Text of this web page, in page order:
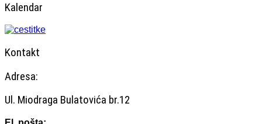
Kalendar
Kontakt
Adresa:
Ul. Miodraga Bulatovića br.12